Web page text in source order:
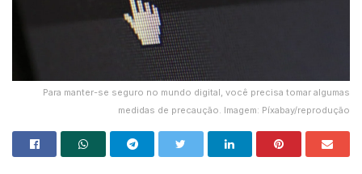
Para manter-se seguro no mundo digital, você precisa tomar algumas
medidas de precaução. Imagem: Píxabay/reprodução